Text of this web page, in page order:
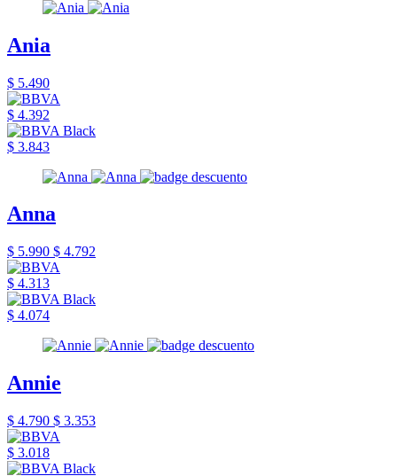
Ania
$ 5.490
$ 4.392
$ 3.843
Anna
$ 5.990 $ 4.792
$ 4.313
$ 4.074
Annie
$ 4.790 $ 3.353
$ 3.018